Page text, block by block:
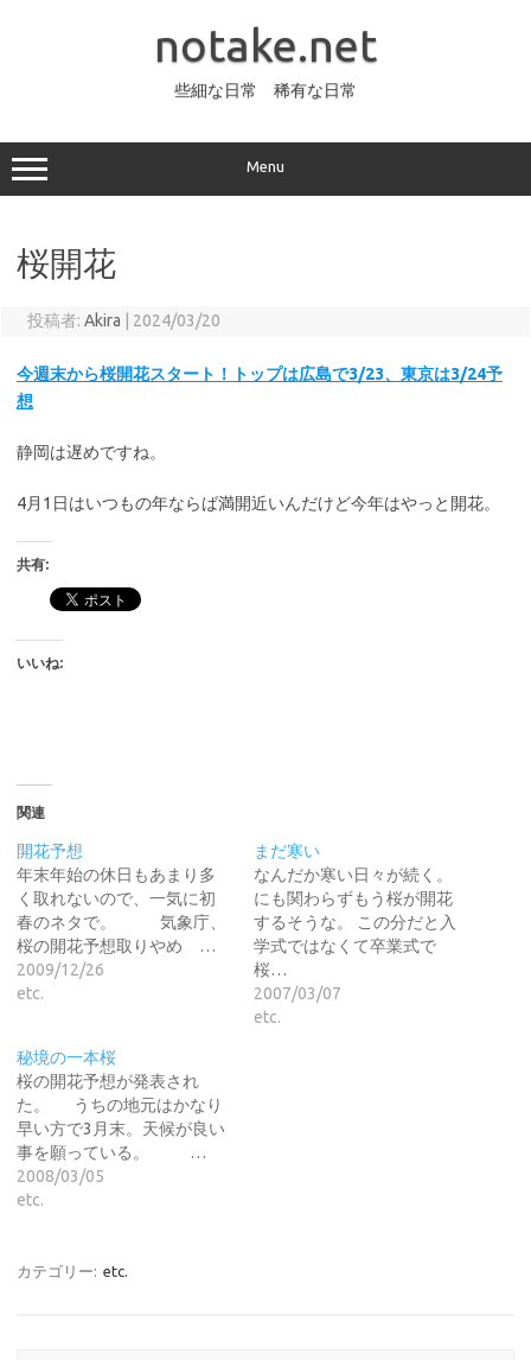
ッ
プ
notake.net
些細な日常 稀有な日常
Menu
桜開花
投稿者: Akira 2024/03/20
今週末から桜開花スタート！トップは広島で3/23、東京は3/24予
想
静岡は遅めですね。
4月1日はいつもの年ならば満開近いんだけど今年はやっと開花。
共有:
いいね:
関連
開花予想
年末年始の休日もあまり多
く取れないので、一気に初
春のネタで。 気象庁、
桜の開花予想取りやめ …
2009/12/26
etc.
まだ寒い
なんだか寒い日々が続く。
にも関わらずもう桜が開花
するそうな。 この分だと入
学式ではなくて卒業式で
桜…
2007/03/07
etc.
秘境の一本桜
桜の開花予想が発表され
た。 うちの地元はかなり
早い方で3月末。天候が良い
事を願っている。 …
2008/03/05
etc.
カテゴリー: etc.